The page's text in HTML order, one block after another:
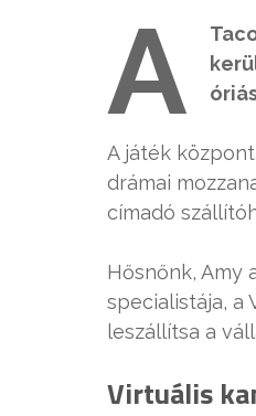
A
A játék
drámai
címadó
Hősnőnk, Amy
specialistája, a
leszállítsa a
Virtuális